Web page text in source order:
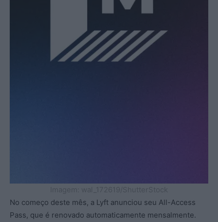
No começo deste mês, a Lyft anunciou seu All-Access
Pass, que é renovado automaticamente mensalmente.